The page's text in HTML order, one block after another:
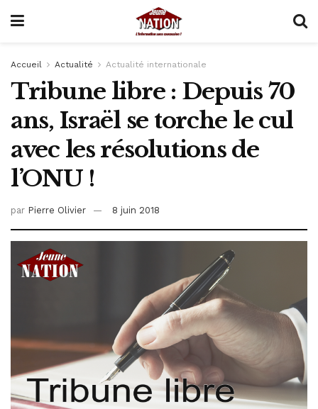
Accueil Actualité Actualité internationale
Tribune libre : Depuis 70
ans, Israël se torche le cul
avec les résolutions de
l’ONU !
par Pierre Olivier 8 juin 2018